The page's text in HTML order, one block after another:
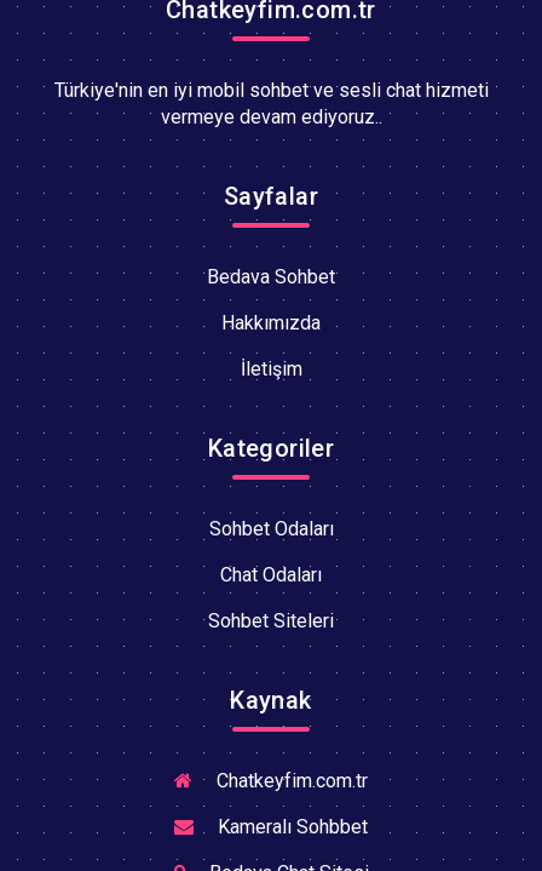
Chatkeyfim.com.tr
Türkiye'nin en iyi mobil sohbet ve sesli chat hizmeti
vermeye devam ediyoruz..
Sayfalar
Bedava Sohbet
Hakkımızda
İletişim
Kategoriler
Sohbet Odaları
Chat Odaları
Sohbet Siteleri
Kaynak
Chatkeyfim.com.tr
Kameralı Sohbbet